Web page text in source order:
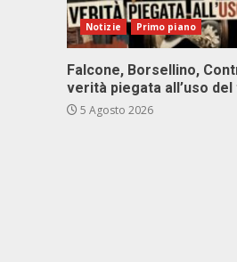
Notizie Primo piano
Falcone, Borsellino,
verità piegata all’uso del
5 Agosto 2026